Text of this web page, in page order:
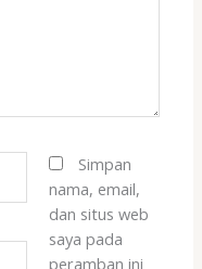
Simpan
nama, email,
dan situs web
saya pada
peramban ini